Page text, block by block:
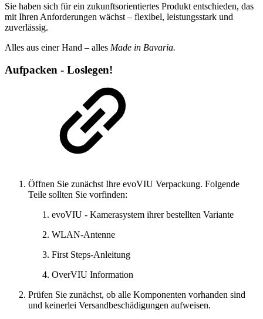
Sie haben sich für ein zukunftsorientiertes Produkt entschieden, das
mit Ihren Anforderungen wächst – flexibel, leistungsstark und
zuverlässig.
Alles aus einer Hand – alles Made in Bavaria.
Aufpacken - Loslegen!
Öffnen Sie zunächst Ihre evoVIU Verpackung. Folgende
Teile sollten Sie vorfinden:
evoVIU - Kamerasystem ihrer bestellten Variante
WLAN-Antenne
First Steps-Anleitung
OverVIU Information
Prüfen Sie zunächst, ob alle Komponenten vorhanden sind
und keinerlei Versandbeschädigungen aufweisen.